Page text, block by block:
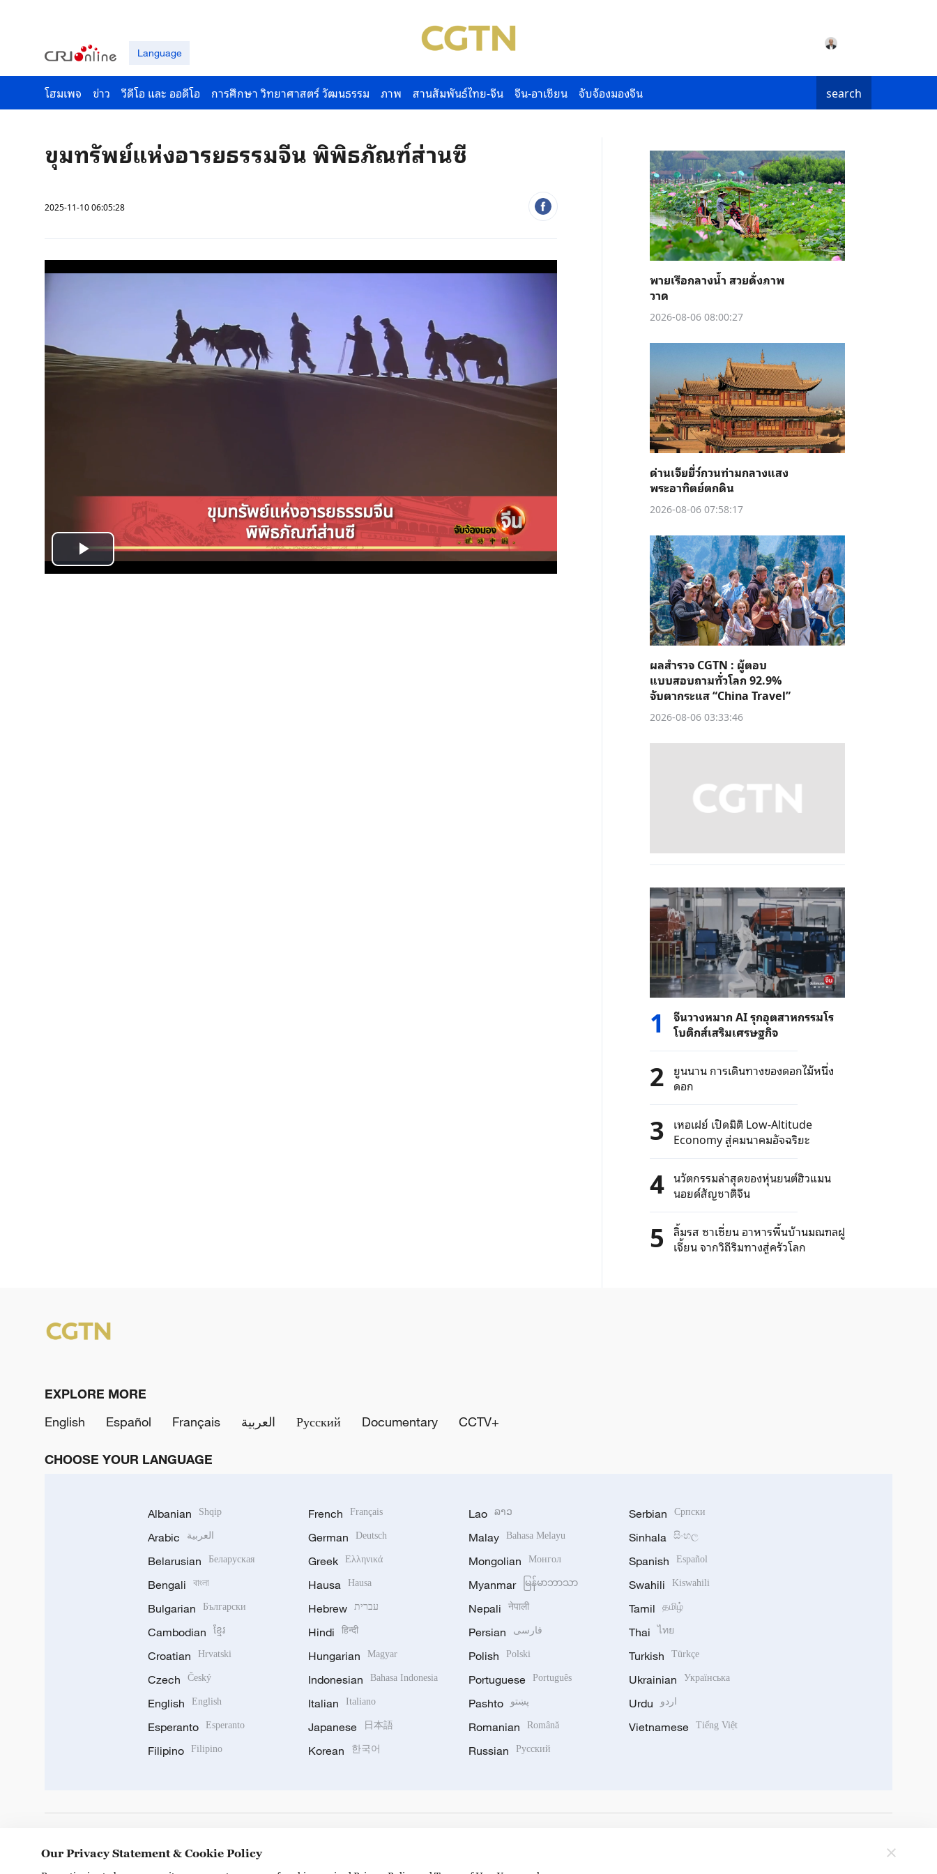
Language
โฮมเพจ ข่าว วีดีโอ และ ออดีโอ การศึกษา วิทยาศาสตร์ วัฒนธรรม ภาพ สานสัมพันธ์ไทย-จีน จีน-อาเซียน จับจ้องมองจีน search
ขุมทรัพย์แห่งอารยธรรมจีน พิพิธภัณฑ์ส่านซี
2025-11-10 06:05:28
Play
พายเรือกลางน้ำ สวยดั่งภาพ
วาด
2026-08-06 08:00:27
ด่านเจียยี่ว์กวนท่ามกลางแสง
พระอาทิตย์ตกดิน
2026-08-06 07:58:17
ผลสำรวจ CGTN : ผู้ตอบ
แบบสอบถามทั่วโลก 92.9%
จับตากระแส “China Travel”
2026-08-06 03:33:46
1
จีนวางหมาก AI รุกอุตสาหกรรมโร
โบติกส์เสริมเศรษฐกิจ
2 ยูนนาน การเดินทางของดอกไม้หนึ่ง
ดอก
3 เหอเฝย์ เปิดมิติ Low-Altitude
Economy สู่คมนาคมอัจฉริยะ
4 นวัตกรรมล่าสุดของหุ่นยนต์ฮิวแมน
นอยด์สัญชาติจีน
5 ลิ้มรส ซาเซี่ยน อาหารพื้นบ้านมณฑลฝู
เจี้ยน จากวิถีริมทางสู่ครัวโลก
EXPLORE MORE
English
Español Français العربية Русский Documentary CCTV+
CHOOSE YOUR LANGUAGE
Albanian Shqip
Arabic العربية
Belarusian Беларуская
Bengali বাংলা
Bulgarian Български
Cambodian ខ្មែរ
Croatian Hrvatski
Czech Český
English English
Esperanto Esperanto
Filipino Filipino
French Français
German Deutsch
Greek Ελληνικά
Hausa Hausa
Hebrew עברית
Hindi हिन्दी
Hungarian Magyar
Indonesian Bahasa Indonesia
Italian Italiano
Japanese 日本語
Korean 한국어
Lao ລາວ
Malay Bahasa Melayu
Mongolian Монгол
Myanmar မြန်မာဘာသာ
Nepali नेपाली
Persian فارسی
Polish Polski
Portuguese Português
Pashto پښتو
Romanian Română
Russian Русский
Serbian Српски
Sinhala සිංහල
Spanish Español
Swahili Kiswahili
Tamil தமிழ்
Thai ไทย
Turkish Türkçe
Ukrainian Українська
Urdu اردو
Vietnamese Tiếng Việt
Our Privacy Statement & Cookie Policy